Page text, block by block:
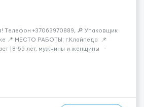
Tелефон +37063970889, 🔎 Упаковщик
📍 МЕСТО РАБОТЫ: г.Клайпеда 📌
18-55 лет, мужчины и женщины -
- с...